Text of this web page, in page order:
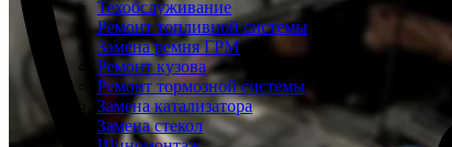
Техобслуживание
Ремонт топливной системы
Замена ремня ГРМ
Ремонт кузова
Ремонт тормозной системы
Замена катализатора
Замена стекол